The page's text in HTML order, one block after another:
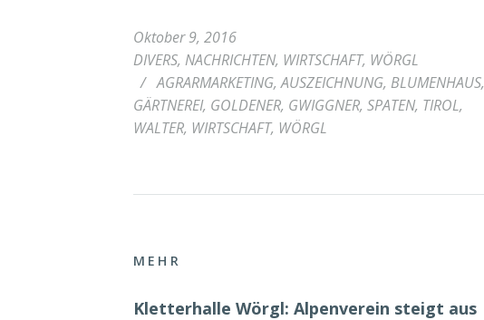
Oktober 9, 2016
DIVERS, NACHRICHTEN, WIRTSCHAFT, WÖRGL
/AGRARMARKETING,AUSZEICHNUNG, BLUMENHAUS,
GÄRTNEREI, GOLDENER, GWIGGNER, SPATEN, TIROL,
WALTER, WIRTSCHAFT, WÖRGL
MEHR
Kletterhalle Wörgl: Alpenverein steigt aus